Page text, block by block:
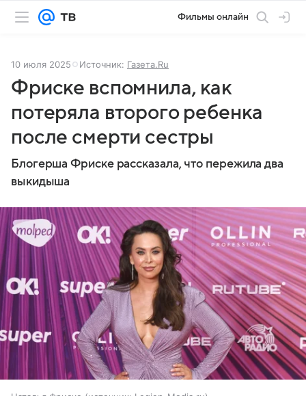
Фильмы онлайн
10 июля 2025 Источник: Газета.Ru
Фриске вспомнила, как
потеряла второго ребенка
после смерти сестры
Блогерша Фриске рассказала, что пережила два
выкидыша